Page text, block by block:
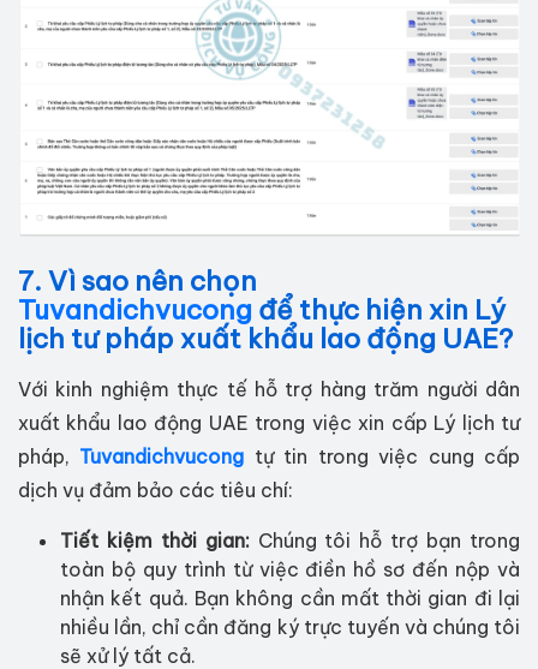
7. Vì sao nên chọn
Tuvandichvucong để thực hiện xin Lý
lịch tư pháp xuất khẩu lao động UAE?
Với kinh nghiệm thực tế hỗ trợ hàng trăm người dân
xuất khẩu lao động UAE trong việc xin cấp Lý lịch tư
pháp, Tuvandichvucong tự tin trong việc cung cấp
dịch vụ đảm bảo các tiêu chí:
Tiết kiệm thời gian:Chúng tôi hỗ trợ bạn trong
toàn bộ quy trình từ việc điền hồ sơ đến nộp và
nhận kết quả. Bạn không cần mất thời gian đi lại
nhiều lần, chỉ cần đăng ký trực tuyến và chúng tôi
sẽ xử lý tất cả.